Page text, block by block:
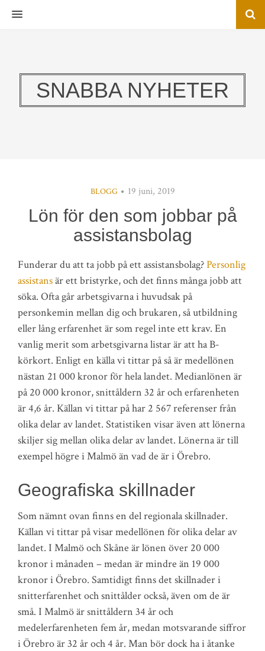
MENU
SNABBA NYHETER
BLOGG 19 juni, 2019
Lön för den som jobbar på
assistansbolag
Funderar du att ta jobb på ett assistansbolag?Personlig
assistansär ett bristyrke, och det finns många jobb att
söka. Ofta går arbetsgivarna i huvudsak på
personkemin mellan dig och brukaren, så utbildning
eller lång erfarenhet är som regel inte ett krav. En
vanlig merit som arbetsgivarna listar är att ha B-
körkort. Enligt en källa vi tittar på så är medellönen
nästan 21 000 kronor för hela landet. Medianlönen är
på 20 000 kronor, snittåldern 32 år och erfarenheten
är 4,6 år. Källan vi tittar på har 2 567 referenser från
olika delar av landet. Statistiken visar även att lönerna
skiljer sig mellan olika delar av landet. Lönerna är till
exempel högre i Malmö än vad de är i Örebro.
Geografiska skillnader
Som nämnt ovan finns en del regionala skillnader.
Källan vi tittar på visar medellönen för olika delar av
landet. I Malmö och Skåne är lönen över 20 000
kronor i månaden – medan är mindre än 19 000
kronor i Örebro. Samtidigt finns det skillnader i
snitterfarenhet och snittålder också, även om de är
små. I Malmö är snittåldern 34 år och
medelerfarenheten fem år, medan motsvarande siffror
i Örebro är 32 år och 4 år. Man bör dock ha i åtanke